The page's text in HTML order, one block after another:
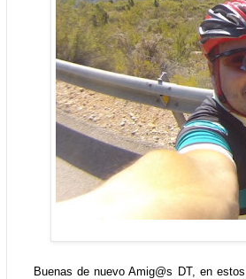
Buenas de nuevo Amig@s DT, en